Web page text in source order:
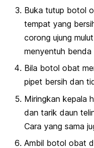
Buka tutup botol
tempat yang
corong ujung
menyentuh benda
Bila botol obat
pipet bersih dan
Miringkan kepala
dan tarik daun
Cara yang sama
Ambil botol obat